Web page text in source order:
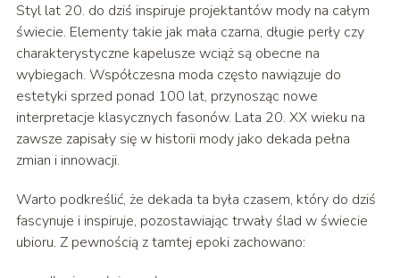
Styl lat 20. do dziś inspiruje projektantów mody na całym
świecie. Elementy takie jak mała czarna, długie perły czy
charakterystyczne kapelusze wciąż są obecne na
wybiegach. Współczesna moda często nawiązuje do
estetyki sprzed ponad 100 lat, przynosząc nowe
interpretacje klasycznych fasonów. Lata 20. XX wieku na
zawsze zapisały się w historii mody jako dekada pełna
zmian i innowacji.
Warto podkreślić, że dekada ta była czasem, który do dziś
fascynuje i inspiruje, pozostawiając trwały ślad w świecie
ubioru. Z pewnością z tamtej epoki zachowano: